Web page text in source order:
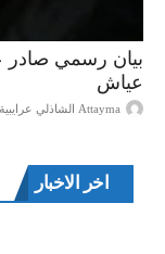
بيان رسمي صادر
عياش
Attayma الشاذلي عرايبية
اخر الاخبار